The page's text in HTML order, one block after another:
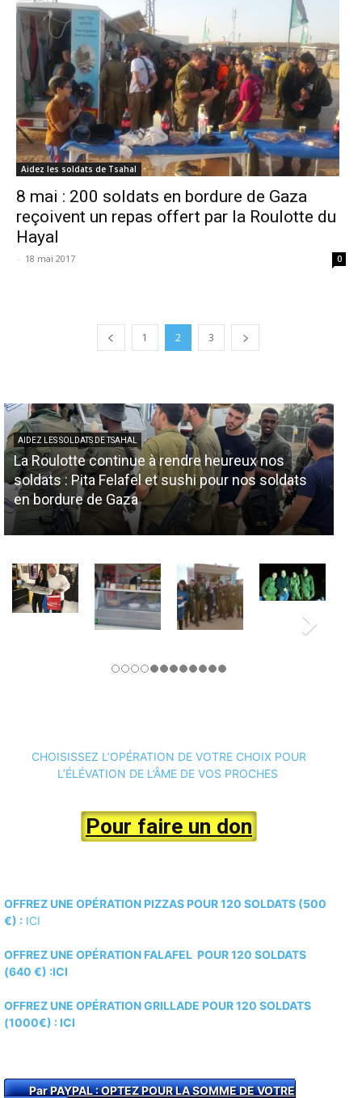
Aidez les soldats de Tsahal
8 mai : 200 soldats en bordure de Gaza
reçoivent un repas offert par la Roulotte du
Hayal
- 18 mai 2017 0
1 2 3
AIDEZ LES SOLDATS DE TSAHAL
La Roulotte continue à rendre heureux nos
soldats : Pita Felafel et sushi pour nos soldats
en bordure de Gaza
CHOISISSEZ L’OPÉRATION DE VOTRE CHOIX POUR
L’ÉLÉVATION DE L’ÂME DE VOS PROCHES
Pour faire un don
OFFREZ UNE OPÉRATION PIZZAS POUR 120 SOLDATS (500
€) : ICI
OFFREZ UNE OPÉRATION FALAFEL POUR 120 SOLDATS
(640 €) :ICI
OFFREZ UNE OPÉRATION GRILLADE POUR 120 SOLDATS
(1000€) : ICI
Par PAYPAL : OPTEZ POUR LA SOMME DE VOTRE